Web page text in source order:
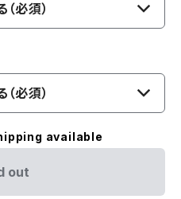
必須）
必須）
available
out